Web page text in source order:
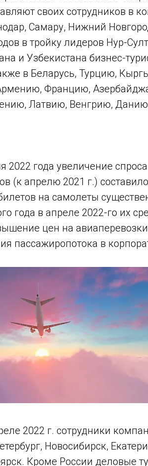
своих сотрудников в
Самару, Нижний
в тройку лидеров Нур-
и Узбекистана бизнес-
в Беларусь, Турцию,
Францию,
Латвию, Венгрию,
2022 года увеличение
(к апрелю 2021 г.)
на самолеты
года в апреле 2022-го их
цен на
пассажиропотока в
2022 г. сотрудники
Новосибирск,
Кроме России деловые